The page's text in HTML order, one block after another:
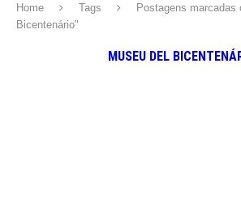
Home Tags
Postagens marcadas
Bicentenário"
MUSEU DEL